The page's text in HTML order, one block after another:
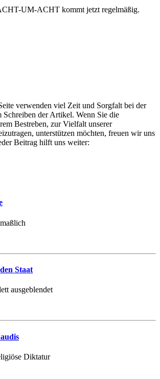
UM-ACHT kommt jetzt regelmäßig.
verwenden viel Zeit und Sorgfalt bei der
Schreiben der Artikel. Wenn Sie die
Bestreben, zur Vielfalt unserer
unterstützen möchten, freuen wir uns
Beitrag hilft uns weiter:
Staat
ausgeblendet
Diktatur